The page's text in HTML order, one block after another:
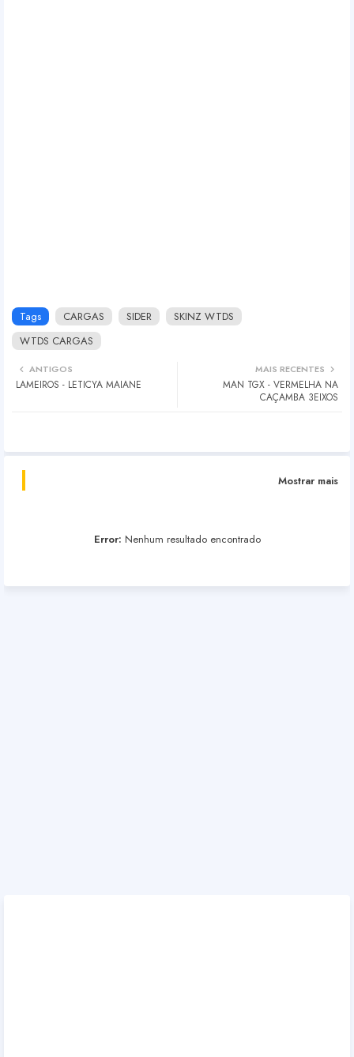
Tags CARGAS SIDER
SKINZ WTDS
WTDS CARGAS
MAIS RECENTES
MAN TGX - VERMELHA NA
CAÇAMBA 3EIXOS
ANTIGOS
LAMEIROS - LETICYA MAIANE
Mostrar mais
Error: Nenhum resultado encontrado